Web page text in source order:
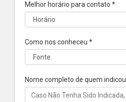
Melhor horário para contato *
Como nos conheceu *
Nome completo de quem indicou